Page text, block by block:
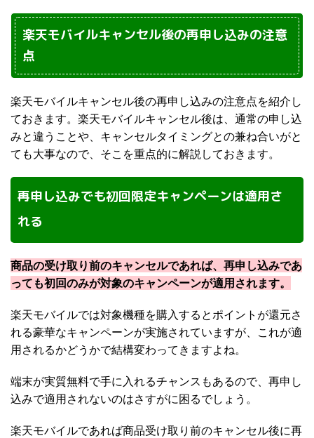
楽天モバイルキャンセル後の再申し込みの注意
点
楽天モバイルキャンセル後の再申し込みの注意点を紹介し
ておきます。楽天モバイルキャンセル後は、通常の申し込
みと違うことや、キャンセルタイミングとの兼ね合いがと
ても大事なので、そこを重点的に解説しておきます。
再申し込みでも初回限定キャンペーンは適用さ
れる
商品の受け取り前のキャンセルであれば、再申し込みであ
っても初回のみが対象のキャンペーンが適用されます。
楽天モバイルでは対象機種を購入するとポイントが還元さ
れる豪華なキャンペーンが実施されていますが、これが適
用されるかどうかで結構変わってきますよね。
端末が実質無料で手に入れるチャンスもあるので、再申し
込みで適用されないのはさすがに困るでしょう。
楽天モバイルであれば商品受け取り前のキャンセル後に再